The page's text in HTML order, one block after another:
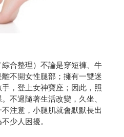
綜合整理）不論是穿短褲、牛
不開女性腿部；擁有一雙迷
，登上女神寶座；因此，照
不過隨著生活改變，久坐、
注意，小腿肌就會默默長出
少人困擾。